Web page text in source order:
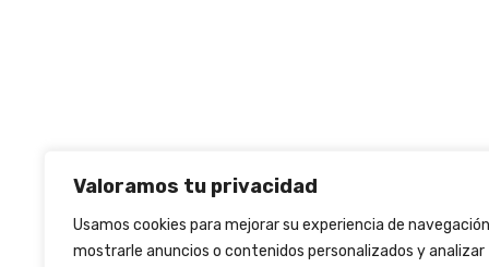
Valoramos tu privacidad
Usamos cookies para mejorar su experiencia de
mostrarle anuncios o contenidos personalizados y analizar